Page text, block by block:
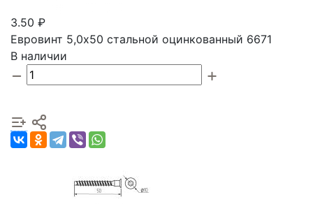
3.50 ₽
Евровинт 5,0х50 стальной оцинкованный 6671
В наличии